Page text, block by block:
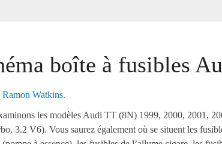
boîte à fusibles
Ramon Watkins.
les modèles Audi TT (8N) 1999, 2000, 2001,
3.2 V6). Vous saurez également où se situent les